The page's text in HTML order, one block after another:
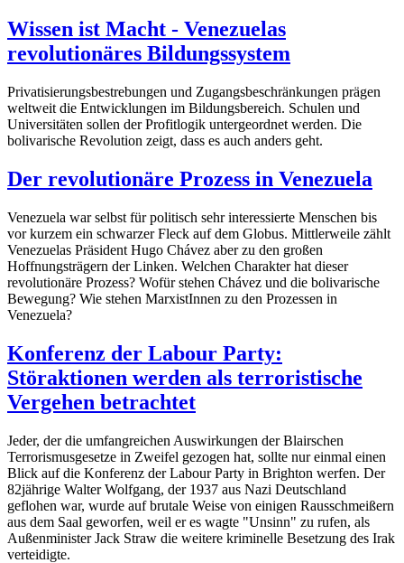
Wissen ist Macht - Venezuelas
revolutionäres Bildungssystem
Privatisierungsbestrebungen und Zugangsbeschränkungen prägen
weltweit die Entwicklungen im Bildungsbereich. Schulen und
Universitäten sollen der Profitlogik untergeordnet werden. Die
bolivarische Revolution zeigt, dass es auch anders geht.
Der revolutionäre Prozess in Venezuela
Venezuela war selbst für politisch sehr interessierte Menschen bis
vor kurzem ein schwarzer Fleck auf dem Globus. Mittlerweile zählt
Venezuelas Präsident Hugo Chávez aber zu den großen
Hoffnungsträgern der Linken. Welchen Charakter hat dieser
revolutionäre Prozess? Wofür stehen Chávez und die bolivarische
Bewegung? Wie stehen MarxistInnen zu den Prozessen in
Venezuela?
Konferenz der Labour Party:
Störaktionen werden als terroristische
Vergehen betrachtet
Jeder, der die umfangreichen Auswirkungen der Blairschen
Terrorismusgesetze in Zweifel gezogen hat, sollte nur einmal einen
Blick auf die Konferenz der Labour Party in Brighton werfen. Der
82jährige Walter Wolfgang, der 1937 aus Nazi Deutschland
geflohen war, wurde auf brutale Weise von einigen Rausschmeißern
aus dem Saal geworfen, weil er es wagte "Unsinn" zu rufen, als
Außenminister Jack Straw die weitere kriminelle Besetzung des Irak
verteidigte.